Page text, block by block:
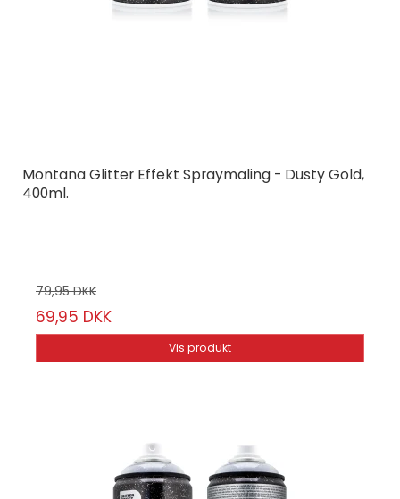
Montana Glitter Effekt Spraymaling - Dusty Gold,
400ml.
79,95 DKK
69,95 DKK
Vis produkt